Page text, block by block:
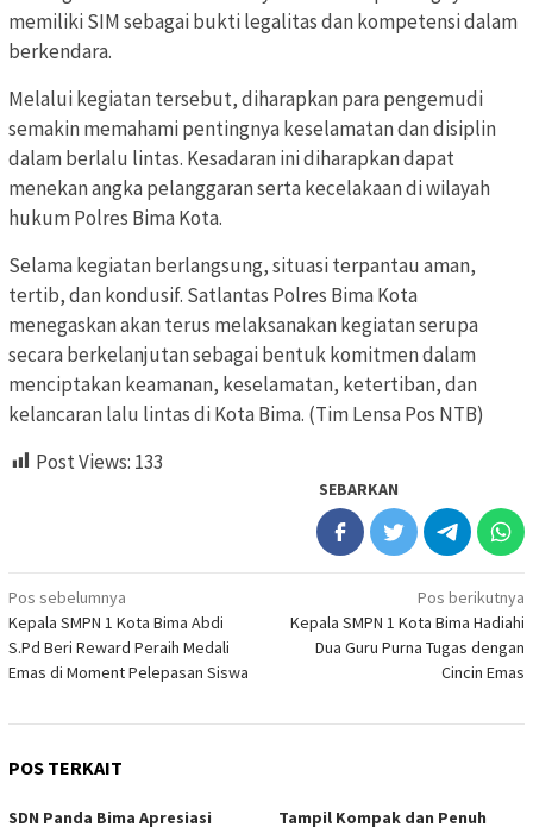
memiliki SIM sebagai bukti legalitas dan kompetensi dalam
berkendara.
Melalui kegiatan tersebut, diharapkan para pengemudi
semakin memahami pentingnya keselamatan dan disiplin
dalam berlalu lintas. Kesadaran ini diharapkan dapat
menekan angka pelanggaran serta kecelakaan di wilayah
hukum Polres Bima Kota.
Selama kegiatan berlangsung, situasi terpantau aman,
tertib, dan kondusif. Satlantas Polres Bima Kota
menegaskan akan terus melaksanakan kegiatan serupa
secara berkelanjutan sebagai bentuk komitmen dalam
menciptakan keamanan, keselamatan, ketertiban, dan
kelancaran lalu lintas di Kota Bima. (Tim Lensa Pos NTB)
Post Views: 133
SEBARKAN
Navigasi
pos
Pos sebelumnya
Kepala SMPN 1 Kota Bima Abdi
S.Pd Beri Reward Peraih Medali
Emas di Moment Pelepasan Siswa
Pos berikutnya
Kepala SMPN 1 Kota Bima Hadiahi
Dua Guru Purna Tugas dengan
Cincin Emas
POS TERKAIT
SDN Panda Bima Apresiasi Tampil Kompak dan Penuh